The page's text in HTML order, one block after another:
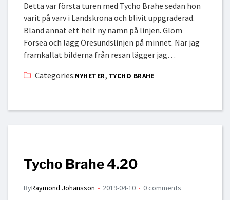
Detta var första turen med Tycho Brahe sedan hon
varit på varv i Landskrona och blivit uppgraderad.
Bland annat ett helt ny namn på linjen. Glöm
Forsea och lägg Öresundslinjen på minnet. När jag
framkallat bilderna från resan lägger jag…
Categories:NYHETER, TYCHO BRAHE
Tycho Brahe 4.20
ByRaymond Johansson 2019-04-10 0 comments